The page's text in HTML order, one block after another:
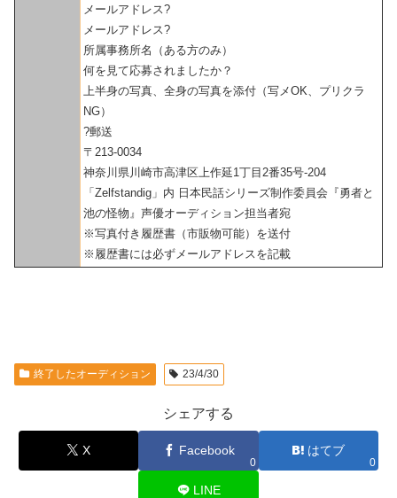
メールアドレス?
メールアドレス?
所属事務所名（ある方のみ）
何を見て応募されましたか？
上半身の写真、全身の写真を添付（写メOK、プリクラ
NG）
?郵送
〒213-0034
神奈川県川崎市高津区上作延1丁目2番35号-204
「Zelfstandig」内 日本民話シリーズ制作委員会『勇者と
池の怪物』声優オーディション担当者宛
※写真付き履歴書（市販物可能）を送付
※履歴書には必ずメールアドレスを記載
終了したオーディション 23/4/30
シェアする
X Facebook
0
はてブ
0
LINE